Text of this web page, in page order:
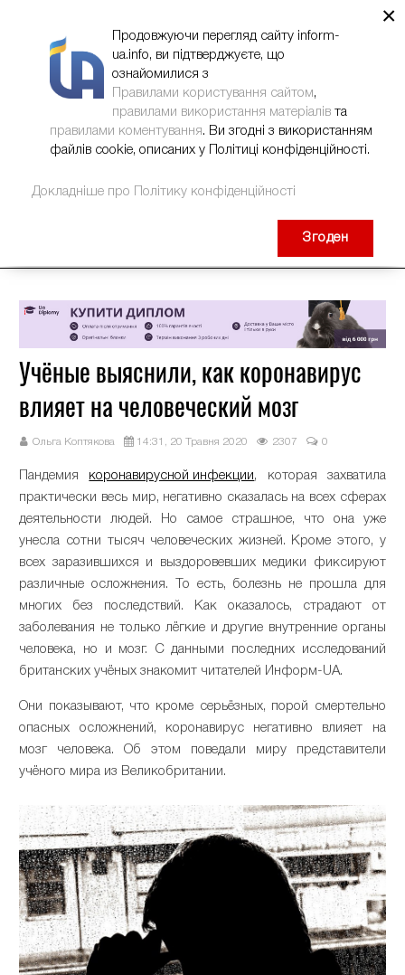
Учёные выяснили, как коронавирус
влияет на человеческий мозг
Ольга Коптякова 14:31, 20 Травня 2020 2307 0
Пандемия коронавирусной инфекции, которая захватила
практически весь мир, негативно сказалась на всех сферах
деятельности людей. Но самое страшное, что она уже
унесла сотни тысяч человеческих жизней. Кроме этого, у
всех заразившихся и выздоровевших медики фиксируют
различные осложнения. То есть, болезнь не прошла для
многих без последствий. Как оказалось, страдают от
заболевания не только лёгкие и другие внутренние органы
человека, но и мозг. С данными последних исследований
британских учёных знакомит читателей Информ-UA.
Они показывают, что кроме серьёзных, порой смертельно
опасных осложнений, коронавирус негативно влияет на
мозг человека. Об этом поведали миру представители
учёного мира из Великобритании.
×
Продовжуючи перегляд сайту inform-
ua.info, ви підтверджуєте, що
ознайомилися з
Правилами користування сайтом,
правилами використання матеріалів та
правилами коментування. Ви згодні з використанням
файлів cookie, описаних у Політиці конфіденційності.
Докладніше про Політику конфіденційності
Згоден